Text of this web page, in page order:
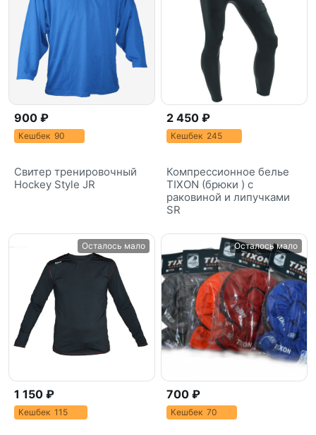
900 ₽
Кешбек 90
Свитер тренировочный
Hockey Style JR
2 450 ₽
Кешбек 245
Компрессионное белье
TIXON (брюки ) c
раковиной и липучками
SR
Осталось мало
1 150 ₽
Кешбек 115
Осталось мало
700 ₽
Кешбек 70